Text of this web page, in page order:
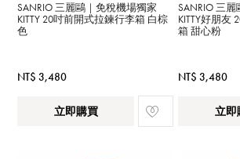
SANRIO 三麗鷗｜免稅機場獨家
KITTY 20吋前開式拉鍊行李箱 白棕
色
NT$ 3,480
立即購買
SANRIO 三
KITTY好朋友
箱 甜心粉
NT$ 3,480
立即